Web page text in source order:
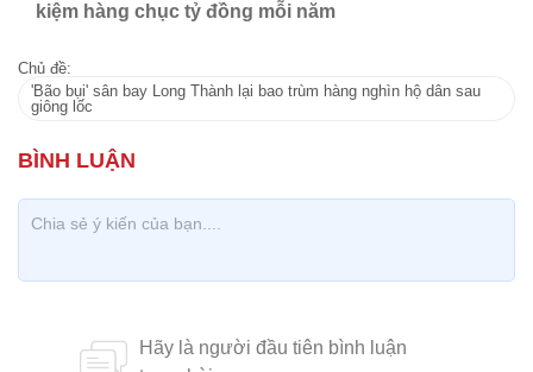
kiệm hàng chục tỷ đồng mỗi năm
Chủ đề:
'Bão bụi' sân bay Long Thành lại bao trùm hàng nghìn hộ dân sau
giông lốc